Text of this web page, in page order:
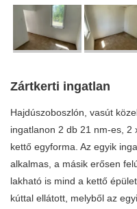
Zártkerti ingatlan
Hajdúszoboszlón, vasút
ingatlanon 2 db 21 nm-es, 2
kettő egyforma. Az egyik
alkalmas, a másik erősen
lakható is mind a kettő
kúttal ellátott, melyből az